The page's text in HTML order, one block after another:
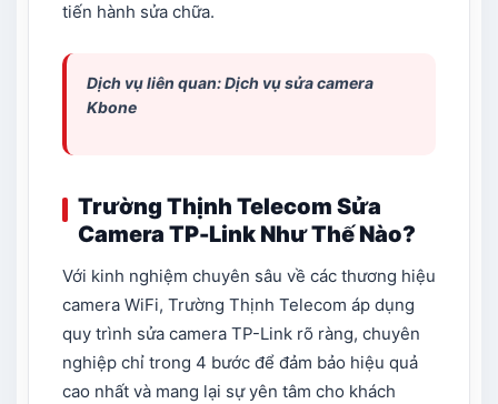
tiến hành sửa chữa.
Dịch vụ liên quan: Dịch vụsửa camera
Kbone
Trường Thịnh Telecom Sửa
Camera TP-Link Như Thế Nào?
Với kinh nghiệm chuyên sâu về các thương hiệu
camera WiFi, Trường Thịnh Telecom áp dụng
quy trình sửa camera TP-Link rõ ràng, chuyên
nghiệp chỉ trong 4 bước để đảm bảo hiệu quả
cao nhất và mang lại sự yên tâm cho khách